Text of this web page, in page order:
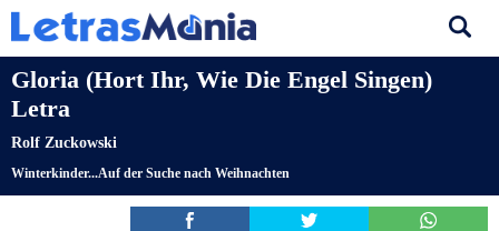
Gloria (Hort Ihr, Wie Die Engel Singen)
Letra
Rolf Zuckowski
Winterkinder...Auf der Suche nach Weihnachten